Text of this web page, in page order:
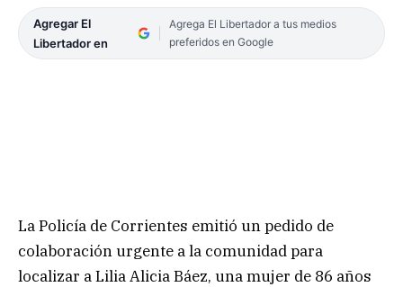
Agregar El
Libertador en
Agrega El Libertador a tus medios
preferidos en Google
La Policía de Corrientes emitió un pedido de
colaboración urgente a la comunidad para
localizar a Lilia Alicia Báez, una mujer de 86 años